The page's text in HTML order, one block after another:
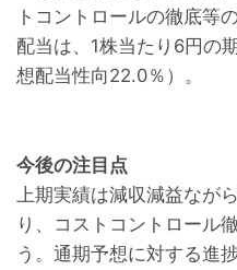
トコントロールの徹底等
配当は、1株当たり6円の
今後の注目点
上期実績は減収減益なが
り、コストコントロール
う。通期予想に対する進